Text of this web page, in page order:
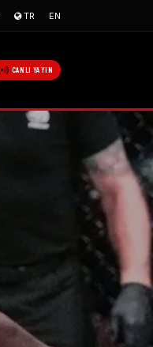
TR EN
CANLI YAYIN